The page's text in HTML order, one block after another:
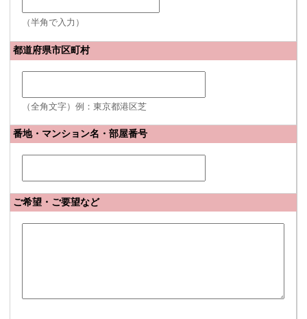
（半角で入力）
都道府県市区町村
（全角文字）例：東京都港区芝
番地・マンション名・部屋番号
ご希望・ご要望など